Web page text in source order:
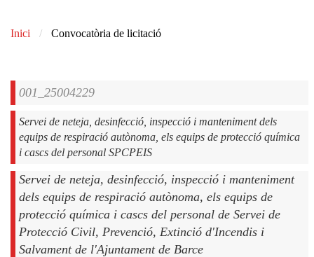
Inici Convocatòria de licitació
001_25004229
Servei de neteja, desinfecció, inspecció i manteniment dels
equips de respiració autònoma, els equips de protecció química
i cascs del personal SPCPEIS
Servei de neteja, desinfecció, inspecció i manteniment
dels equips de respiració autònoma, els equips de
protecció química i cascs del personal de Servei de
Protecció Civil, Prevenció, Extinció d'Incendis i
Salvament de l'Ajuntament de Barce